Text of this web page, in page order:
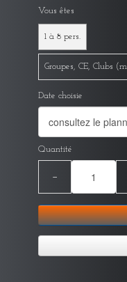
Vous êtes
1 à 8 pers.
Groupes, CE, Clubs
Date choisie
Quantité
−